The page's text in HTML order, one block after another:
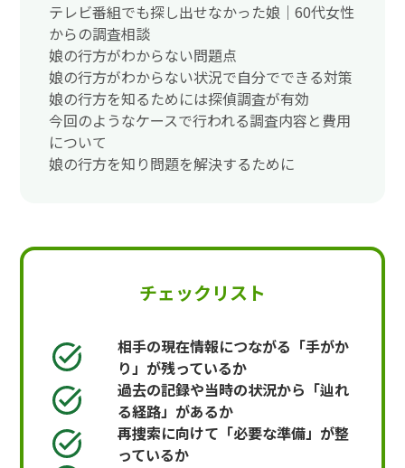
テレビ番組でも探し出せなかった娘｜60代女性
からの調査相談
娘の行方がわからない問題点
娘の行方がわからない状況で自分でできる対策
娘の行方を知るためには探偵調査が有効
今回のようなケースで行われる調査内容と費用
について
娘の行方を知り問題を解決するために
チェックリスト
相手の現在情報につながる「手がか
り」が残っているか
過去の記録や当時の状況から「辿れ
る経路」があるか
再捜索に向けて「必要な準備」が整
っているか